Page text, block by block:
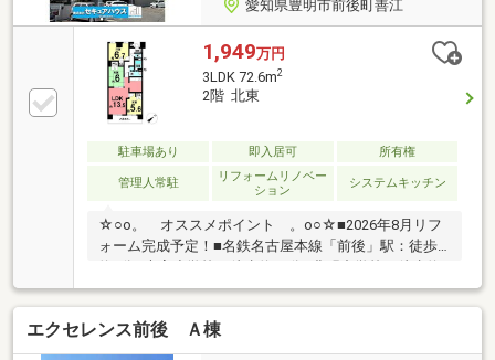
愛知県豊明市前後町善江
1,949万円
3LDK 72.6m2
2階 北東
駐車場あり 即入居可 所有権
管理人常駐
リフォームリノベー
ション
システムキッチン
☆○o。 オススメポイント 。o○☆■2026年8月リフ
ォーム完成予定！■名鉄名古屋本線「前後」駅：徒歩
約5分■大宮小学校：徒歩約13分■豊明中学校：徒歩約
17分■パルネス1号館：徒歩約4分■アミカ豊明店：徒歩
約5分■ファミリマート前後駅北店：徒歩約3分■スギ薬
局前後店：徒歩約7分【リフォーム内容】水回り：キ
ッチン新品、トイレ新品、洗面台新品内装：クロス張
エクセレンス前後 Ａ棟